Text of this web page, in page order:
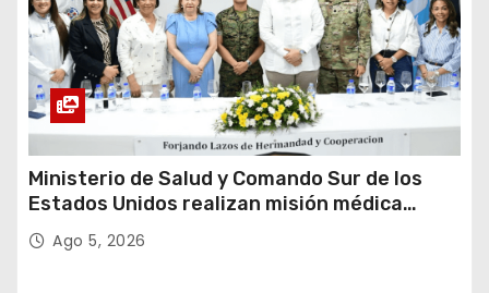
d
a
s
Ministerio de Salud y Comando Sur de los
Estados Unidos realizan misión médica
Amistad 2026 en La Vega
Ago 5, 2026